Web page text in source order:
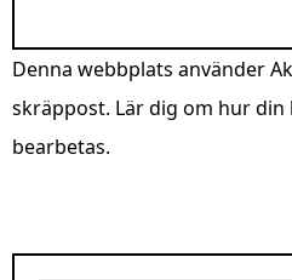
Denna webbplats använder
skräppost. Lär dig om hur
bearbetas.